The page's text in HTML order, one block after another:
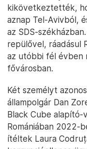
kikövetkeztették,
aznap Tel-Avivból,
az SDS-
repülővel, ráadásul
az utóbbi fél évben
fővárosban.
Két személyt
állampolgár Dan
Black Cube alapító-
Romániában
ítéltek Laura